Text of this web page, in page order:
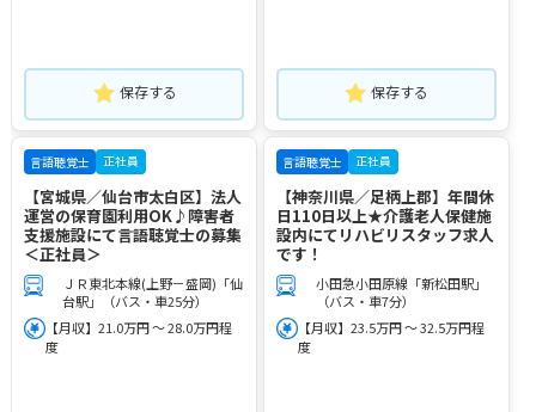
保存する 保存する
言語聴覚士 正社員
【宮城県／仙台市太白区】法人
運営の保育園利用OK♪障害者
支援施設にて言語聴覚士の募集
＜正社員＞
ＪＲ東北本線(上野－盛岡)「仙
台駅」（バス・車25分）
【月収】21.0万円 ～ 28.0万円程
度
言語聴覚士 正社員
【神奈川県／足柄上郡】年間休
日110日以上★介護老人保健施
設内にてリハビリスタッフ求人
です！
小田急小田原線「新松田駅」
（バス・車7分）
【月収】23.5万円 ～ 32.5万円程
度